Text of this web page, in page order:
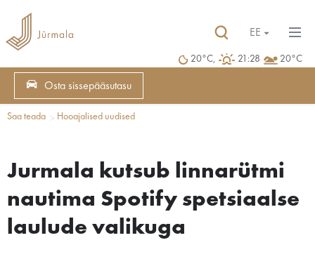
20°C, 21:28 20°C
EE
Osta sissepääsutasu
Saa teada Hooajalised uudised
Jurmala kutsub linnarütmi
nautima Spotify spetsiaalse
laulude valikuga